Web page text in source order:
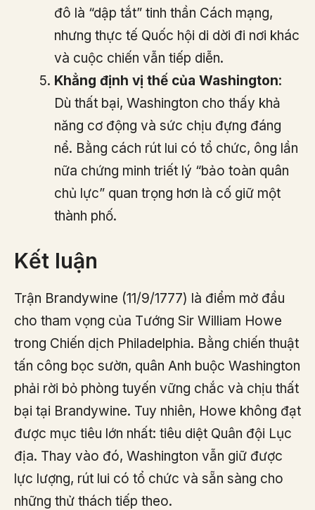
đô là “dập tắt” tinh thần Cách mạng,
nhưng thực tế Quốc hội di dời đi nơi khác
và cuộc chiến vẫn tiếp diễn.
Khẳng định vị thế của Washington:
Dù thất bại, Washington cho thấy khả
năng cơ động và sức chịu đựng đáng
nể. Bằng cách rút lui có tổ chức, ông lần
nữa chứng minh triết lý “bảo toàn quân
chủ lực” quan trọng hơn là cố giữ một
thành phố.
Kết luận
Trận Brandywine (11/9/1777) là điểm mở đầu
cho tham vọng của Tướng Sir William Howe
trong Chiến dịch Philadelphia. Bằng chiến thuật
tấn công bọc sườn, quân Anh buộc Washington
phải rời bỏ phòng tuyến vững chắc và chịu thất
bại tại Brandywine. Tuy nhiên, Howe không đạt
được mục tiêu lớn nhất: tiêu diệt Quân đội Lục
địa. Thay vào đó, Washington vẫn giữ được
lực lượng, rút lui có tổ chức và sẵn sàng cho
những thử thách tiếp theo.